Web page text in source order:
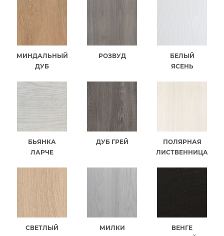
МИНДАЛЬНЫЙ
ДУБ
РОЗВУД
БЕЛЫЙ
ЯСЕНЬ
БЬЯНКА
ЛАРЧЕ
ДУБ ГРЕЙ
ПОЛЯРНАЯ
ЛИСТВЕННИЦА
СВЕТЛЫЙ
МИЛКИ
ВЕНГЕ